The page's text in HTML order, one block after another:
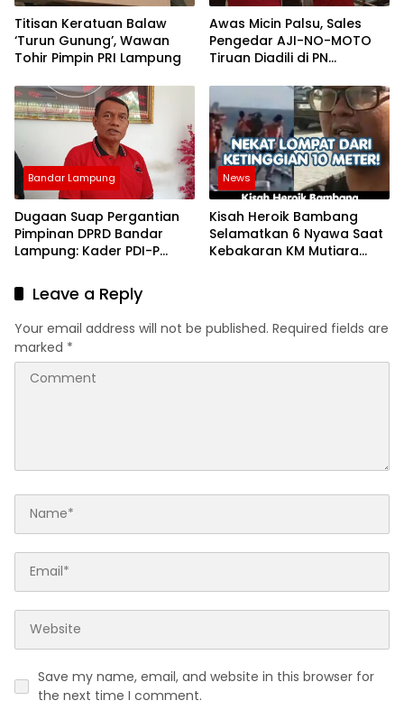
Titisan Keratuan Balaw
‘Turun Gunung’, Wawan
Tohir Pimpin PRI Lampung
Awas Micin Palsu, Sales
Pengedar AJI-NO-MOTO
Tiruan Diadili di PN
Bandar Lampung
Dugaan Suap Pergantian
Pimpinan DPRD Bandar
Lampung: Kader PDI-P
News
Kisah Heroik Bambang
Selamatkan 6 Nyawa Saat
Kebakaran KM Mutiara
Leave a Reply
Your email address will not be published. Required fields are
marked *
Save my name, email, and website in this browser for
the next time I comment.